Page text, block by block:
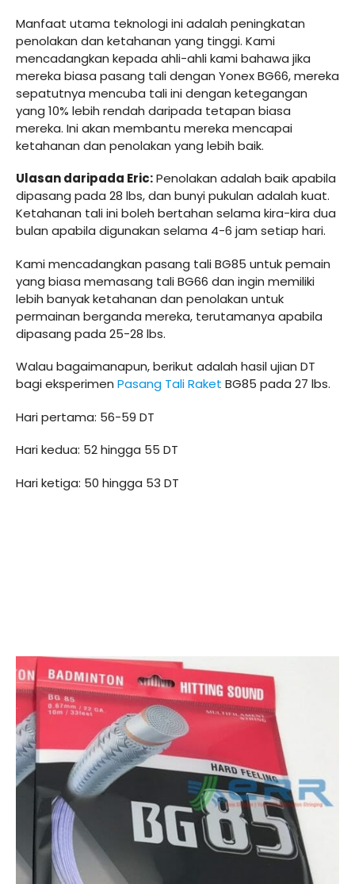
Manfaat utama teknologi ini adalah peningkatan
penolakan dan ketahanan yang tinggi. Kami
mencadangkan kepada ahli-ahli kami bahawa jika
mereka biasa pasang tali dengan Yonex BG66, mereka
sepatutnya mencuba tali ini dengan ketegangan
yang 10% lebih rendah daripada tetapan biasa
mereka. Ini akan membantu mereka mencapai
ketahanan dan penolakan yang lebih baik.
Ulasan daripada Eric:Penolakan adalah baik apabila
dipasang pada 28 lbs, dan bunyi pukulan adalah kuat.
Ketahanan tali ini boleh bertahan selama kira-kira dua
bulan apabila digunakan selama 4-6 jam setiap hari.
Kami mencadangkan pasang tali BG85 untuk pemain
yang biasa memasang tali BG66 dan ingin memiliki
lebih banyak ketahanan dan penolakan untuk
permainan berganda mereka, terutamanya apabila
dipasang pada 25-28 lbs.
Walau bagaimanapun, berikut adalah hasil ujian DT
bagi eksperimen Pasang Tali Raket BG85 pada 27 lbs.
Hari pertama: 56-59 DT
Hari kedua: 52 hingga 55 DT
Hari ketiga: 50 hingga 53 DT